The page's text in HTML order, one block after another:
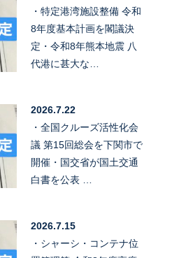
・特定港湾施設整備 令和
8年度基本計画を閣議決
定・令和8年熊本地震 八
代港に甚大な…
2026.7.22
・全国クルーズ活性化会
議 第15回総会を下関市で
開催・国交省が国土交通
白書を公表 …
2026.7.15
・シャーシ・コンテナ位